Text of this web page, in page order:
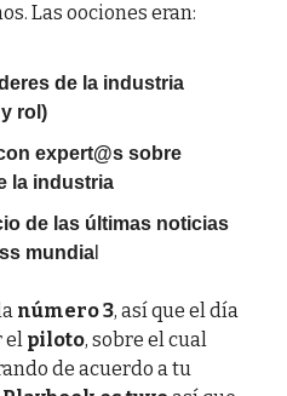
Las oociones eran:
de la industria
rol)
expert@s sobre
la industria
de las últimas noticias
mundia
número 3, así que el día
el piloto, sobre el cual
de acuerdo a tu